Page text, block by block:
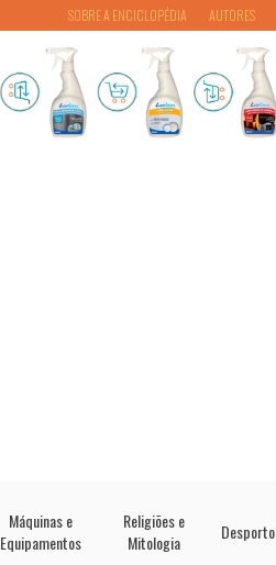
SOBRE A ENCICLOPÉDIA AUTORES
Máquinas e
Equipamentos
Religiões e
Mitologia
Desporto